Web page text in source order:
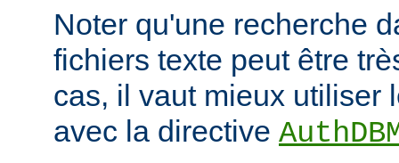
Noter qu'une recherche
fichiers texte peut être
cas, il vaut mieux utiliser
avec la directive